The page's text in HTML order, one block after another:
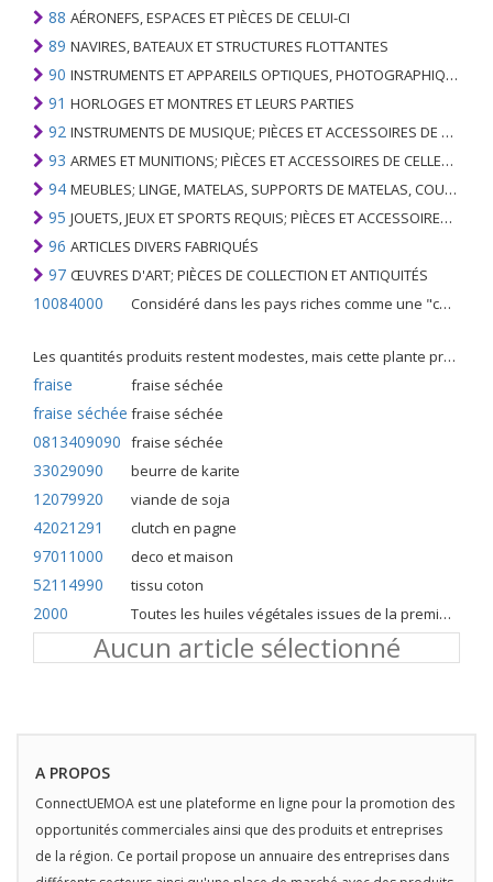
88 AÉRONEFS, ESPACES ET PIÈCES DE CELUI-CI
89 NAVIRES, BATEAUX ET STRUCTURES FLOTTANTES
90 INSTRUMENTS ET APPAREILS OPTIQUES, PHOTOGRAPHIQUES, CINÉMATOGRAPHIQUES, DE MESURE, DE CONTRÔLE, DE MÉDECINE OU DE CHIRURGIE; PIÈCES ET ACCESSOIRES
91 HORLOGES ET MONTRES ET LEURS PARTIES
92 INSTRUMENTS DE MUSIQUE; PIÈCES ET ACCESSOIRES DE TELS ARTICLES
93 ARMES ET MUNITIONS; PIÈCES ET ACCESSOIRES DE CELLES-CI
94 MEUBLES; LINGE, MATELAS, SUPPORTS DE MATELAS, COUSSINS ET AMEUBLEMENT SIMILAIRE FARCI; LAMPES ET RACCORDS D'ÉCLAIRAGE, N.E.C .; SIGNES LUMINEUSES, PLAQUES DE NOMS LUMINEUSES ET SIMILAIRES; BÂTIMENTS PRÉFABRIQUÉS
95 JOUETS, JEUX ET SPORTS REQUIS; PIÈCES ET ACCESSOIRES DE CELLES-CI
96 ARTICLES DIVERS FABRIQUÉS
97 ŒUVRES D'ART; PIÈCES DE COLLECTION ET ANTIQUITÉS
10084000 Considéré dans les pays riches comme une "céréale mineure", le fonio blanc est une graminée de la famille des poaceae cultivée pour ses graines dans certaines régions d'Afrique.
Les quantités produits restent modestes, mais cette plante présente malgré tout de nombreuses qualités. Elle est utilisé dans l'alimentation humaine et entre dans la préparation de nombreuses recettes traditionnelles africaines comme le couscous, la bouillie, les boulettes, les beignets et même le pain.
fraise fraise séchée
fraise séchée fraise séchée
0813409090 fraise séchée
33029090 beurre de karite
12079920 viande de soja
42021291 clutch en pagne
97011000 deco et maison
52114990 tissu coton
2000 Toutes les huiles végétales issues de la première pression à froid
Aucun article sélectionné
A PROPOS
ConnectUEMOA est une plateforme en ligne pour la promotion des
opportunités commerciales ainsi que des produits et entreprises
de la région. Ce portail propose un annuaire des entreprises dans